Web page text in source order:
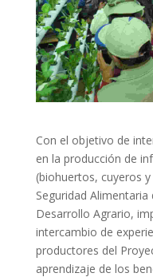
Con el objetivo de
en la producción de
(biohuertos, cuyeros
Seguridad Alimentaria
Desarrollo Agrario,
intercambio de
productores del
aprendizaje de los